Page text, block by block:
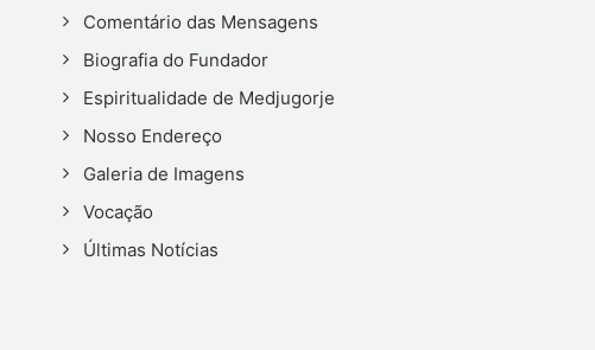
Comentário das Mensagens
Biografia do Fundador
Espiritualidade de Medjugorje
Nosso Endereço
Galeria de Imagens
Vocação
Últimas Notícias